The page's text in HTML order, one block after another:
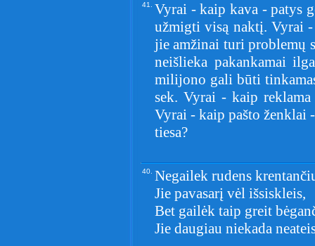
41. Vyrai - kaip kava - patys
užmigti visą naktį. Vyrai
jie amžinai turi problemų
neišlieka pakankamai
milijono gali būti
sek. Vyrai - kaip reklama
Vyrai - kaip pašto ženklai
tiesa?
40. Negailek rudens
Jie pavasarį vėl išsiskleis,
Bet gailėk taip greit
Jie daugiau niekada